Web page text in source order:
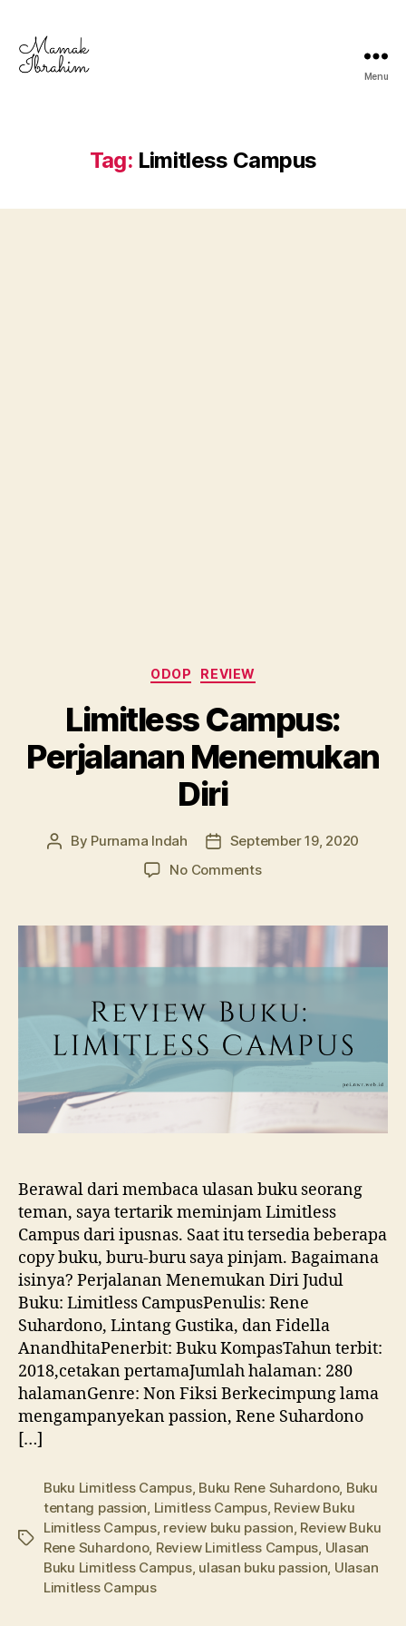
Menu
Tag: Limitless Campus
Categories
ODOP REVIEW
Limitless Campus:
Perjalanan Menemukan
Diri
Post
By Purnama Indah
PostSeptember 19, 2020
No Commentson
Perjalanan
Diri
Berawal dari membaca ulasan buku seorang
teman, saya tertarik meminjam Limitless
Campus dari ipusnas. Saat itu tersedia beberapa
copy buku, buru-buru saya pinjam. Bagaimana
isinya? Perjalanan Menemukan Diri Judul
Buku: Limitless CampusPenulis: Rene
Suhardono, Lintang Gustika, dan Fidella
AnandhitaPenerbit: Buku KompasTahun terbit:
2018,cetakan pertamaJumlah halaman: 280
halamanGenre: Non Fiksi Berkecimpung lama
mengampanyekan passion, Rene Suhardono
[…]
Tags
Buku Limitless Campus, Buku Rene Suhardono, Buku
tentang passion, Limitless Campus, Review Buku
Limitless Campus, review buku passion, Review Buku
Rene Suhardono, Review Limitless Campus, Ulasan
Buku Limitless Campus, ulasan buku passion, Ulasan
Limitless Campus